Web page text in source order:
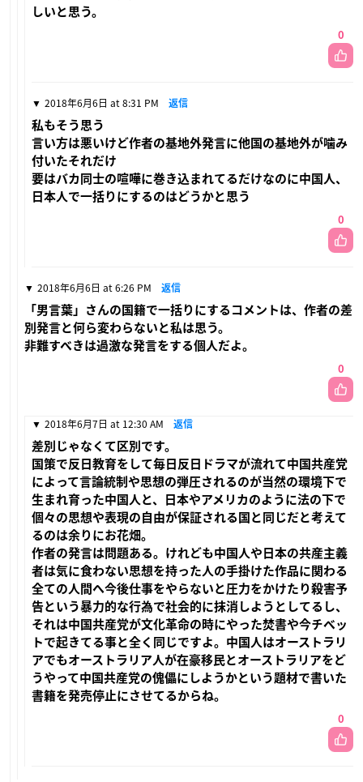
しいと思う。
0
2018年6月6日 at 8:31 PM 返信
私もそう思う
言い方は悪いけど作者の基地外発言に他国の基地外が噛み
付いたそれだけ
要はバカ同士の喧嘩に巻き込まれてるだけなのに中国人、
日本人で一括りにするのはどうかと思う
0
2018年6月6日 at 6:26 PM 返信
「男言葉」さんの国籍で一括りにするコメントは、作者の差
別発言と何ら変わらないと私は思う。
非難すべきは過激な発言をする個人だよ。
0
2018年6月7日 at 12:30 AM 返信
差別じゃなくて区別です。
国策で反日教育をして毎日反日ドラマが流れて中国共産党
によって言論統制や思想の弾圧されるのが当然の環境下で
生まれ育った中国人と、日本やアメリカのように法の下で
個々の思想や表現の自由が保証される国と同じだと考えて
るのは余りにお花畑。
作者の発言は問題ある。けれども中国人や日本の共産主義
者は気に食わない思想を持った人の手掛けた作品に関わる
全ての人間へ今後仕事をやらないと圧力をかけたり殺害予
告という暴力的な行為で社会的に抹消しようとしてるし、
それは中国共産党が文化革命の時にやった焚書や今チベッ
トで起きてる事と全く同じですよ。中国人はオーストラリ
アでもオーストラリア人が在豪移民とオーストラリアをど
うやって中国共産党の傀儡にしようかという題材で書いた
書籍を発売停止にさせてるからね。
0